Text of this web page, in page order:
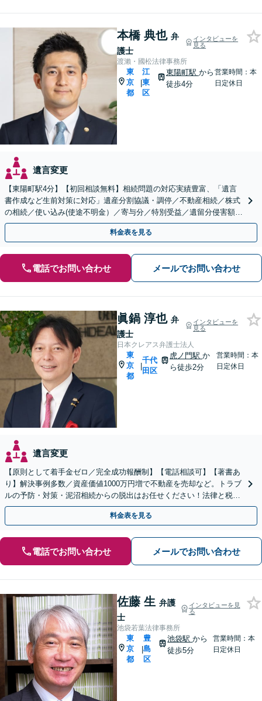
本橋 典也 弁
護士
インタビューを
見る
渡瀨・國松法律事務所
東
京
都
|
江
東
区
東陽町駅 から
徒歩4分
営業時間：本
日定休日
遺言変更
【東陽町駅4分】【初回相談無料】相続問題の対応実績豊富、「遺言
書作成など生前対策に対応」遺産分割協議・調停／不動産相続／株式
の相続／使い込み(使途不明金）／寄与分／特別受益／遺留分侵害額請
求／相続放棄など【休日・夜間相談可】
料金表を見る
電話でお問い合わせ メールでお問い合わせ
眞鍋 淳也 弁
護士
インタビューを
見る
日本クレアス弁護士法人
東
京
都
|
千代
田区
虎ノ門駅か
ら徒歩2分
営業時間：本
日定休日
遺言変更
【原則として着手金ゼロ／完全成功報酬制】【電話相談可】【著書あ
り】解決事例多数／資産価値1000万円増で不動産を売却など。トラブ
ルの予防・対策・泥沼相続からの脱出はお任せください！法律と税務
を一体的にワンストップで対応
料金表を見る
電話でお問い合わせ メールでお問い合わせ
佐藤 生 弁護
士
インタビューを見
る
池袋若葉法律事務所
東
京
都
|
豊
島
区
池袋駅から
徒歩5分
営業時間：本
日定休日